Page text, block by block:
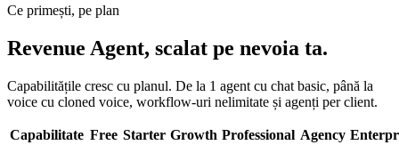
Ce primești, pe plan
Revenue Agent, scalat pe nevoia ta.
Capabilitățile cresc cu planul. De la 1 agent cu chat basic, până la
voice cu cloned voice, workflow-uri nelimitate și agenți per client.
Capabilitate Free Starter Growth Professional Agency